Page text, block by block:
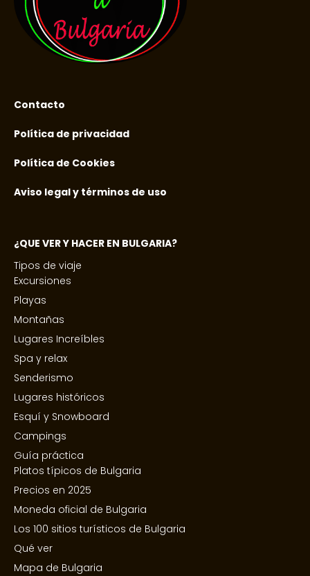
Contacto
Política de privacidad
Política de Cookies
Aviso legal y términos de uso
¿QUE VER Y HACER EN BULGARIA?
Tipos de viaje
Excursiones
Playas
Montañas
Lugares Increíbles
Spa y relax
Senderismo
Lugares históricos
Esquí y Snowboard
Campings
Guía práctica
Platos típicos de Bulgaria
Precios en 2025
Moneda oficial de Bulgaria
Los 100 sitios turísticos de Bulgaria
Qué ver
Mapa de Bulgaria